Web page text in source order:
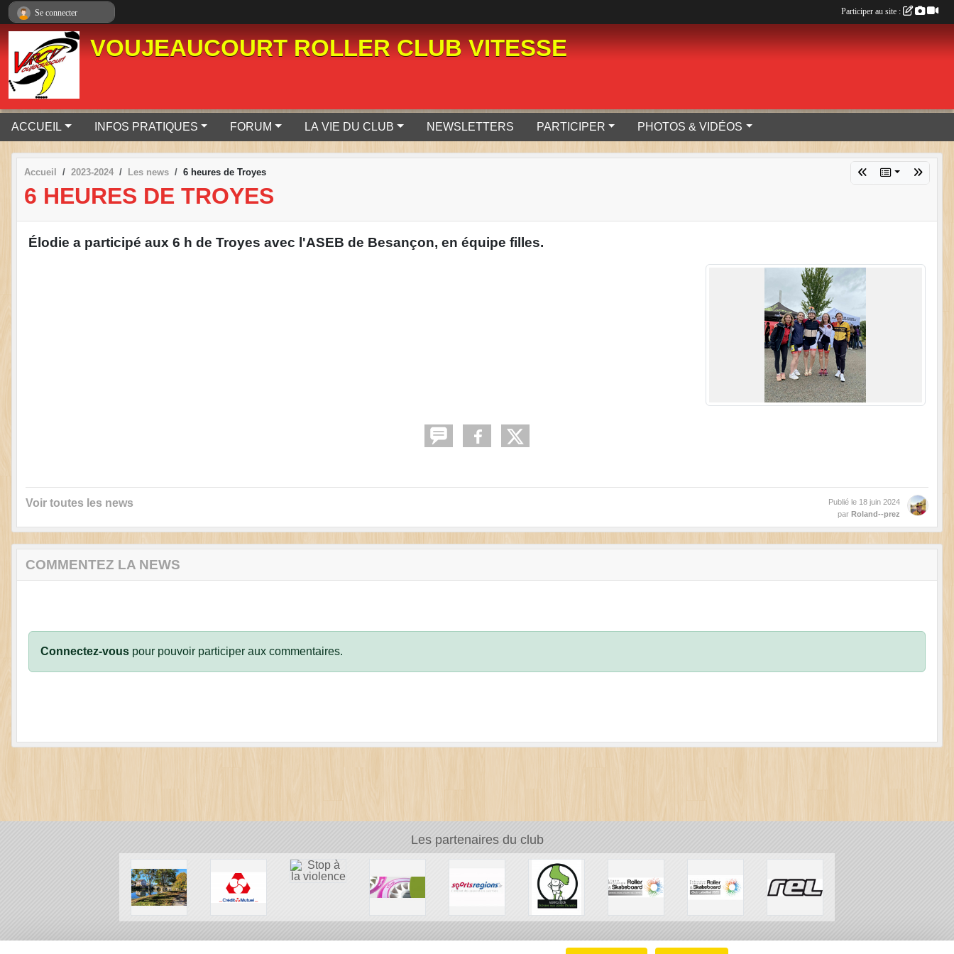
VOUJEAUCOURT ROLLER CLUB VITESSE
ACCUEIL INFOS PRATIQUES FORUM LA VIE DU CLUB NEWSLETTERS PARTICIPER PHOTOS & VIDÉOS
Accueil 2023-2024 Les news 6 heures de Troyes
6 HEURES DE TROYES
Élodie a participé aux 6 h de Troyes avec l'ASEB de Besançon, en équipe filles.
Voir toutes les news Publié le 18 juin 2024
par Roland--prez
COMMENTEZ LA NEWS
Connectez-vous pour pouvoir participer aux commentaires.
Les partenaires du club
Se connecter Participer au site :
Panneau de gestion des cookies